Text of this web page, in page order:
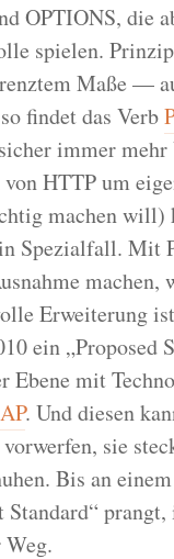
OPTIONS, die
spielen.
Maße —
findet das Verb
immer
HTTP um
machen
Spezialfall. Mit
machen,
Erweiterung
ein „Proposed
Ebene mit
. Und diesen
sie
Bis an
prangt,
Weg.